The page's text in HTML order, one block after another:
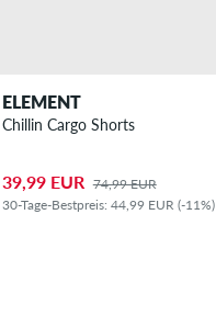
ELEMENT
Chillin Cargo Shorts
39,99 EUR 74,99 EUR
30-Tage-Bestpreis: 44,99 EUR (-11%)